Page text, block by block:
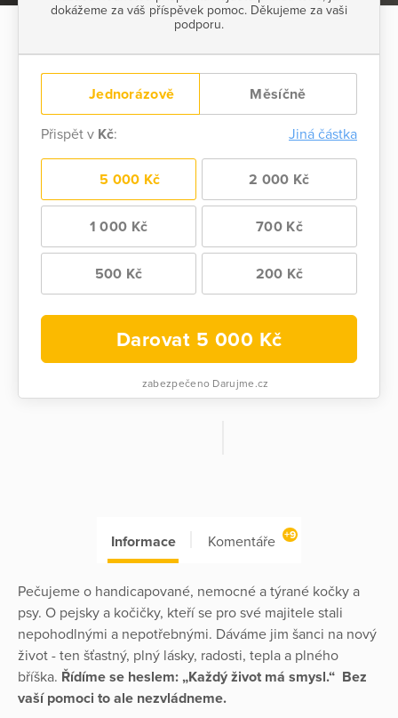
dokážeme za váš příspěvek pomoc. Děkujeme za vaši
podporu.
Jednorázově Měsíčně
Přispět v Kč: Jiná částka
5 000 Kč 2 000 Kč
1 000 Kč 700 Kč
500 Kč 200 Kč
Darovat 5 000 Kč
zabezpečeno Darujme.cz
Informace Komentáře +9
Pečujeme o handicapované, nemocné a týrané kočky a
psy. O pejsky a kočičky, kteří se pro své majitele stali
nepohodlnými a nepotřebnými. Dáváme jim šanci na nový
život - ten šťastný, plný lásky, radosti, tepla a plného
bříška. Řídíme se heslem: „Každý život má smysl.“ Bez
vaší pomoci to ale nezvládneme.